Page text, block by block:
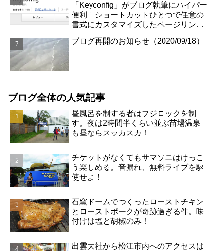
「Keyconfig」がブログ執筆にハイパー
便利！ショートカットひとつで任意の
書式にカスタマイズしたページリンク
ブログ再開のお知らせ（2020/09/18）
ブログ全体の人気記事
昼風呂を制する者はフジロックを制
す。夜は2時間半くらい並ぶ苗場温泉
も昼ならスッカスカ！
チケットがなくてもサマソニはけっこ
う楽しめる。音漏れ、無料ライブを駆
使せよ！
石窯ドームでつくったローストチキン
とローストポークが奇跡過ぎる件。味
付けは塩と胡椒のみ！
出雲大社から松江市内へのアクセスは